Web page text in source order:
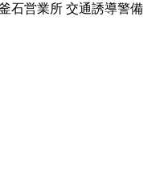
石営業所 交通誘導警備